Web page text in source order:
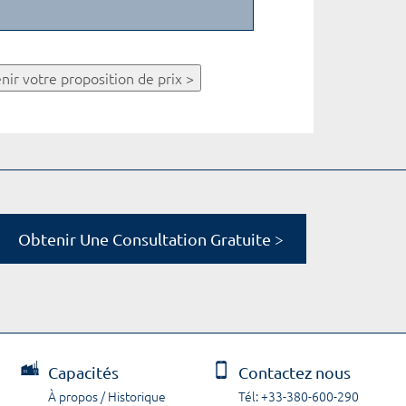
votre proposition de prix >
Obtenir Une Consultation Gratuite >
Capacités
À propos / Historique
Contactez nous
Tél: +33-380-600-290